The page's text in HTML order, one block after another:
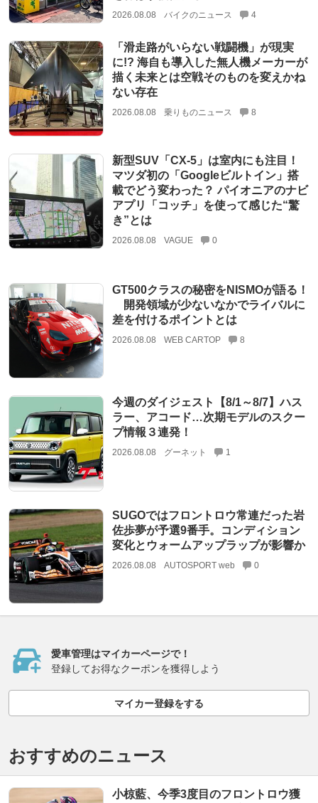
2026.08.08 バイクのニュース 4
「滑走路がいらない戦闘機」が現実
に!? 海自も導入した無人機メーカーが
描く未来とは空戦そのものを変えかね
ない存在
2026.08.08 乗りものニュース 8
新型SUV「CX-5」は室内にも注目！
マツダ初の「Googleビルトイン」搭
載でどう変わった？ パイオニアのナビ
アプリ「コッチ」を使って感じた“驚
き”とは
2026.08.08 VAGUE 0
GT500クラスの秘密をNISMOが語る！
開発領域が少ないなかでライバルに
差を付けるポイントとは
2026.08.08 WEB CARTOP 8
今週のダイジェスト【8/1～8/7】ハス
ラー、アコード…次期モデルのスクー
プ情報３連発！
2026.08.08 グーネット 1
SUGOではフロントロウ常連だった岩
佐歩夢が予選9番手。コンディション
変化とウォームアップラップが影響か
2026.08.08 AUTOSPORT web 0
愛車管理はマイカーページで！
登録してお得なクーポンを獲得しよう
マイカー登録をする
おすすめのニュース
小椋藍、今季3度目のフロントロウ獲